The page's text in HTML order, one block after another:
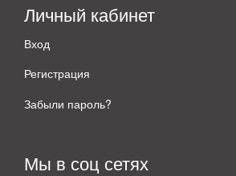
Личный кабинет
Вход
Регистрация
Забыли пароль?
Мы в соц сетях